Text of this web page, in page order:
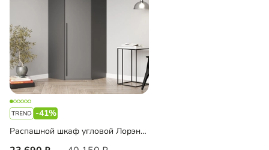
-41%
Распашной шкаф угловой Лорэна-900